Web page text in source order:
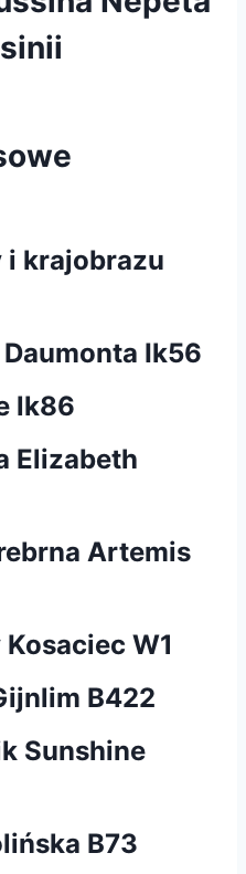
i krajobrazu
Ik56
lk86
Elizabeth
Artemis
W1
B422
Sunshine
B73